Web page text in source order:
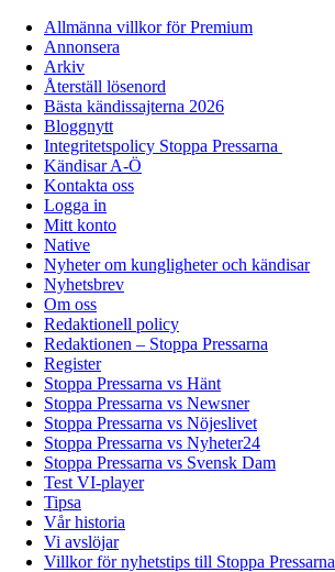
Allmänna villkor för Premium
Annonsera
Arkiv
Återställ lösenord
Bästa kändissajterna 2026
Bloggnytt
Integritetspolicy Stoppa Pressarna
Kändisar A-Ö
Kontakta oss
Logga in
Mitt konto
Native
Nyheter om kungligheter och kändisar
Nyhetsbrev
Om oss
Redaktionell policy
Redaktionen – Stoppa Pressarna
Register
Stoppa Pressarna vs Hänt
Stoppa Pressarna vs Newsner
Stoppa Pressarna vs Nöjeslivet
Stoppa Pressarna vs Nyheter24
Stoppa Pressarna vs Svensk Dam
Test VI-player
Tipsa
Vår historia
Vi avslöjar
Villkor för nyhetstips till Stoppa Pressarna